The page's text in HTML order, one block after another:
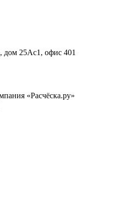
дом 25Аc1, офис 401
«Расчёска.ру»